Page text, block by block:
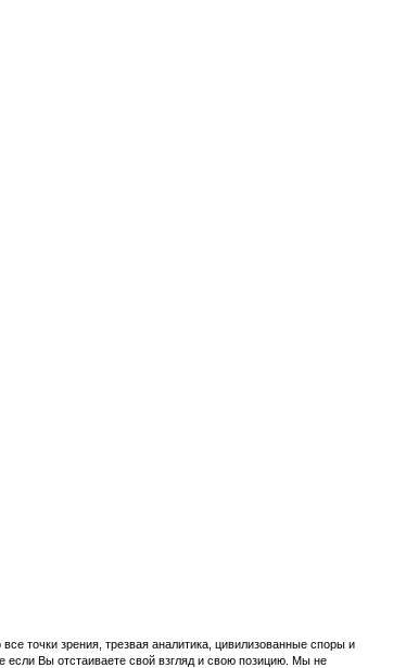
точки зрения, трезвая аналитика, цивилизованные споры и
если Вы отстаиваете свой взгляд и свою позицию. Мы не